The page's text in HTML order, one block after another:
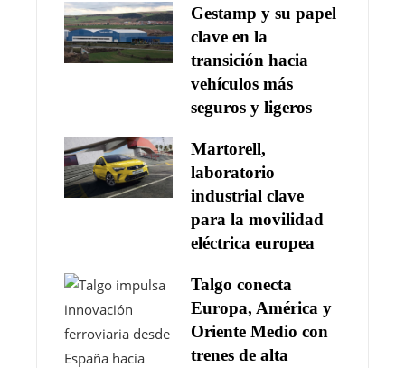
Gestamp y su papel
clave en la
transición hacia
vehículos más
seguros y ligeros
Martorell,
laboratorio
industrial clave
para la movilidad
eléctrica europea
Talgo conecta
Europa, América y
Oriente Medio con
trenes de alta